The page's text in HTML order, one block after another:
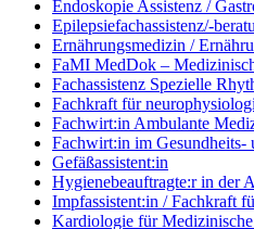
Endoskopie Assistenz /
Epilepsiefachassistenz/-
Ernährungsmedizin /
FaMI MedDok –
Fachassistenz Spezielle
Fachkraft für
Fachwirt:in Ambulante
Fachwirt:in im Gesundheits-
Gefäßassistent:in
Hygienebeauftragte:r in der
Impfassistent:in / Fachkraft
Kardiologie für